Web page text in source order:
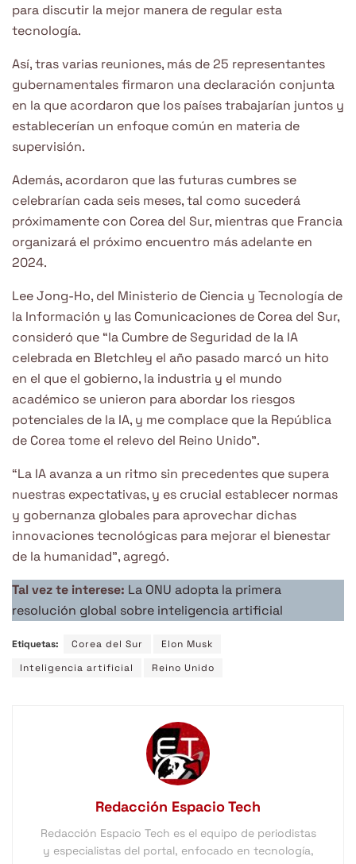
para discutir la mejor manera de regular esta
tecnología.
Así, tras varias reuniones, más de 25 representantes
gubernamentales firmaron una declaración conjunta
en la que acordaron que los países trabajarían juntos y
establecerían un enfoque común en materia de
supervisión.
Además, acordaron que las futuras cumbres se
celebrarían cada seis meses, tal como sucederá
próximamente con Corea del Sur, mientras que Francia
organizará el próximo encuentro más adelante en
2024.
Lee Jong-Ho, del Ministerio de Ciencia y Tecnología de
la Información y las Comunicaciones de Corea del Sur,
consideró que “la Cumbre de Seguridad de la IA
celebrada en Bletchley el año pasado marcó un hito
en el que el gobierno, la industria y el mundo
académico se unieron para abordar los riesgos
potenciales de la IA, y me complace que la República
de Corea tome el relevo del Reino Unido”.
“La IA avanza a un ritmo sin precedentes que supera
nuestras expectativas, y es crucial establecer normas
y gobernanza globales para aprovechar dichas
innovaciones tecnológicas para mejorar el bienestar
de la humanidad”, agregó.
Tal vez te interese: La ONU adopta la primera
resolución global sobre inteligencia artificial
Etiquetas: Corea del Sur
Elon Musk
Inteligencia artificial
Reino Unido
Redacción Espacio Tech
Redacción Espacio Tech es el equipo de periodistas
y especialistas del portal, enfocado en tecnología,